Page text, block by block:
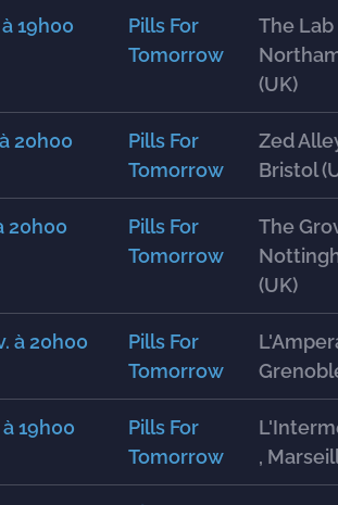
à19h00
Pills For
Tomorrow
The Lab
(UK)
à 20h00
Pills For
Tomorrow
Zed
Bristol
20h00
Pills For
Tomorrow
The
(UK)
à 20h00
Pills For
Tomorrow
à19h00
Pills For
Tomorrow
,